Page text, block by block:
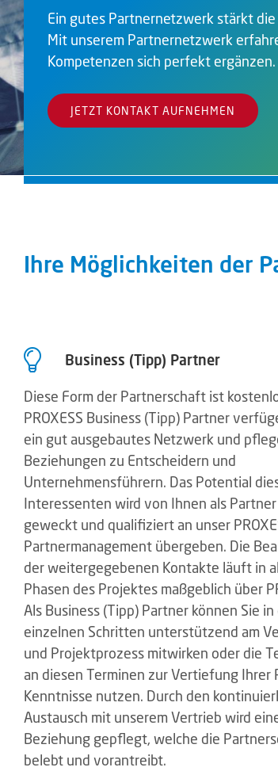
Ein gutes Partnernetzwerk stärkt
Mit unserem Partnernetzwerk
Kompetenzen sich perfekt ergänzen.
JETZT KONTAKT AUFNEHMEN
Ihre Möglichkeiten der
Business (Tipp) Partner
Diese Form der Partnerschaft ist
PROXESS Business (Tipp) Partner
ein gut ausgebautes Netzwerk und
Beziehungen zu Entscheidern und
Unternehmensführern. Das Potential
Interessenten wird von Ihnen als
geweckt und qualifiziert an unser
Partnermanagement übergeben. Die
der weitergegebenen Kontakte läuft in
Phasen des Projektes maßgeblich über
Als Business (Tipp) Partner können Sie in
einzelnen Schritten unterstützend am
und Projektprozess mitwirken oder die
an diesen Terminen zur Vertiefung Ihrer
Kenntnisse nutzen. Durch den
Austausch mit unserem Vertrieb wird
Beziehung gepflegt, welche die
belebt und vorantreibt.